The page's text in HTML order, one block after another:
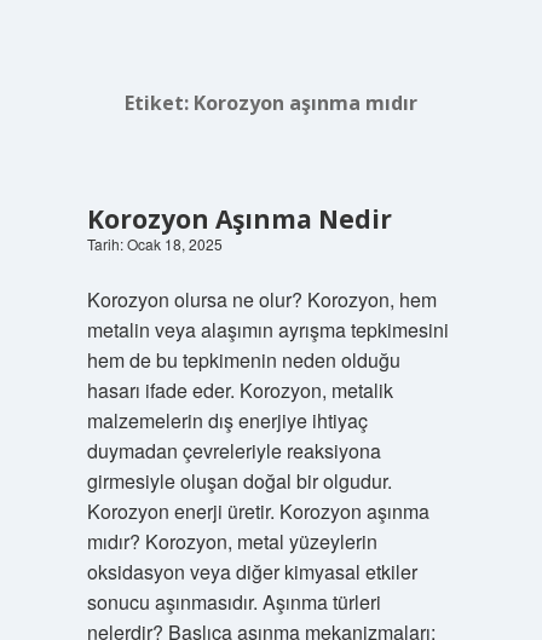
Etiket: Korozyon aşınma mıdır
Korozyon Aşınma Nedir
Tarih: Ocak 18, 2025
Korozyon olursa ne olur? Korozyon, hem
metalin veya alaşımın ayrışma tepkimesini
hem de bu tepkimenin neden olduğu
hasarı ifade eder. Korozyon, metalik
malzemelerin dış enerjiye ihtiyaç
duymadan çevreleriyle reaksiyona
girmesiyle oluşan doğal bir olgudur.
Korozyon enerji üretir. Korozyon aşınma
mıdır? Korozyon, metal yüzeylerin
oksidasyon veya diğer kimyasal etkiler
sonucu aşınmasıdır. Aşınma türleri
nelerdir? Başlıca aşınma mekanizmaları;